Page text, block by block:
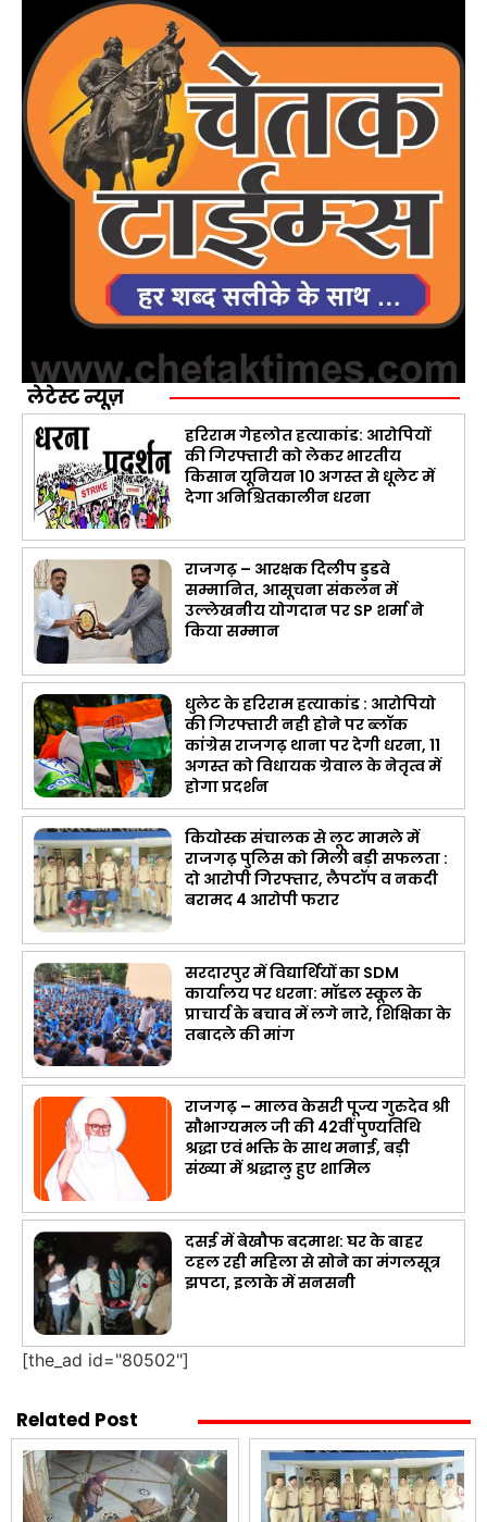
लेटेस्ट न्यूज़
हरिराम गेहलोत हत्याकांड: आरोपियों
की गिरफ्तारी को लेकर भारतीय
किसान यूनियन 10 अगस्त से धूलेट में
देगा अनिश्चितकालीन धरना
राजगढ़ – आरक्षक दिलीप डुडवे
सम्मानित, आसूचना संकलन में
उल्लेखनीय योगदान पर SP शर्मा ने
किया सम्मान
धुलेट के हरिराम हत्याकांड : आरोपियो
की गिरफ्तारी नही होने पर ब्लॉक
कांग्रेस राजगढ़ थाना पर देगी धरना, 11
अगस्त को विधायक ग्रेवाल के नेतृत्व में
होगा प्रदर्शन
कियोस्क संचालक से लूट मामले में
राजगढ़ पुलिस को मिली बड़ी सफलता :
दो आरोपी गिरफ्तार, लैपटॉप व नकदी
बरामद 4 आरोपी फरार
सरदारपुर में विद्यार्थियों का SDM
कार्यालय पर धरना: मॉडल स्कूल के
प्राचार्य के बचाव में लगे नारे, शिक्षिका के
तबादले की मांग
राजगढ़ – मालव केसरी पूज्य गुरुदेव श्री
सौभाग्यमल जी की 42वीं पुण्यतिथि
श्रद्धा एवं भक्ति के साथ मनाई, बड़ी
संख्या में श्रद्धालु हुए शामिल
दसई में बेखौफ बदमाश: घर के बाहर
टहल रही महिला से सोने का मंगलसूत्र
झपटा, इलाके में सनसनी
[the_ad id="80502"]
Related Post